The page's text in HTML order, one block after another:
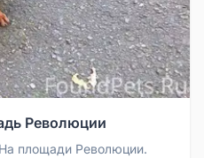
Революции
площади Революции.